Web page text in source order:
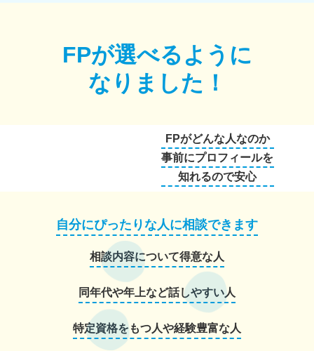
FPが選べるように
なりました！
FPがどんな人なのか
事前にプロフィールを
知れるので安心
自分にぴったりな人に相談できます
相談内容について得意な人
同年代や年上など話しやすい人
特定資格をもつ人や経験豊富な人